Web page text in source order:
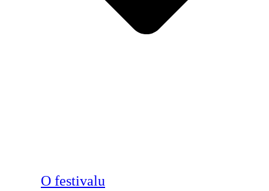
O festivalu